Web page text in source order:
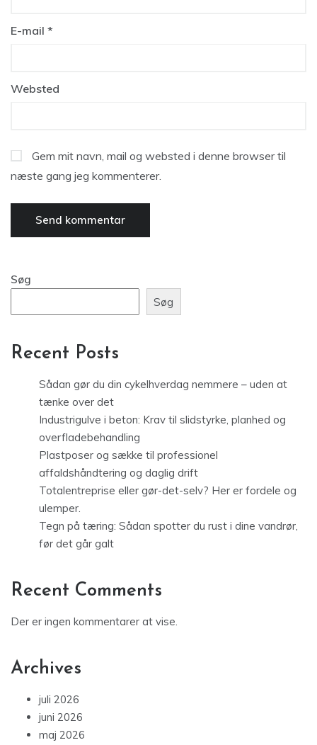
E-mail *
Websted
Gem mit navn, mail og websted i denne browser til
næste gang jeg kommenterer.
Søg
Søg
Recent Posts
Sådan gør du din cykelhverdag nemmere – uden at
tænke over det
Industrigulve i beton: Krav til slidstyrke, planhed og
overfladebehandling
Plastposer og sække til professionel
affaldshåndtering og daglig drift
Totalentreprise eller gør-det-selv? Her er fordele og
ulemper.
Tegn på tæring: Sådan spotter du rust i dine vandrør,
før det går galt
Recent Comments
Der er ingen kommentarer at vise.
Archives
juli 2026
juni 2026
maj 2026